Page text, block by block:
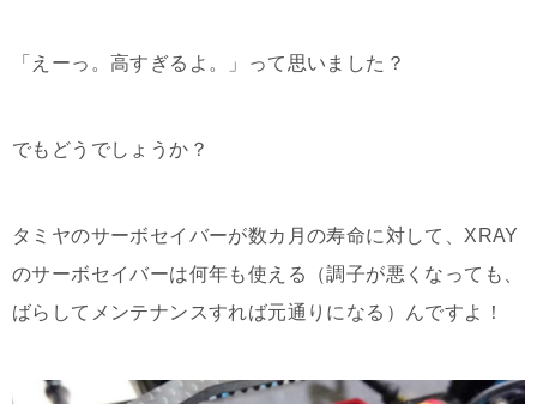
「えーっ。高すぎるよ。」って思いました？
でもどうでしょうか？
タミヤのサーボセイバーが数カ月の寿命に対して、XRAY
のサーボセイバーは何年も使える（調子が悪くなっても、
ばらしてメンテナンスすれば元通りになる）んですよ！